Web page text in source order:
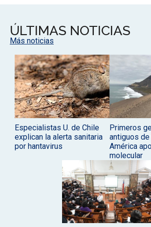
ÚLTIMAS NOTICIAS
Más noticias
Especialistas U. de Chile
explican la alerta sanitaria
por hantavirus
Primeros
antiguos
América
molecular